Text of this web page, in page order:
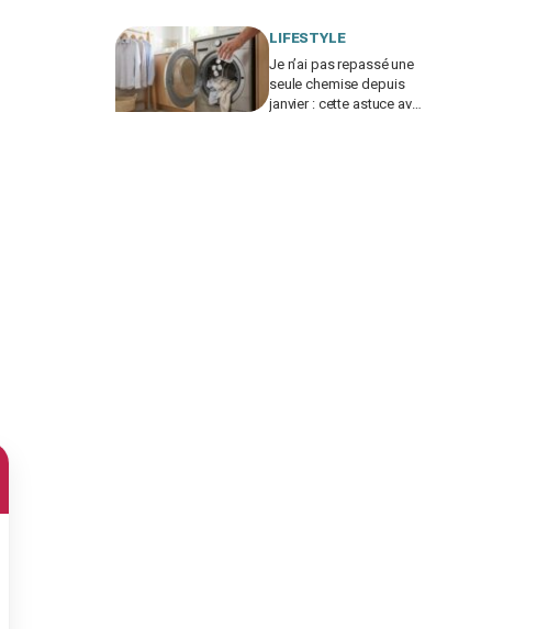
brutale sur les familles
LIFESTYLE
Je n’ai pas repassé une
seule chemise depuis
janvier : cette astuce avec